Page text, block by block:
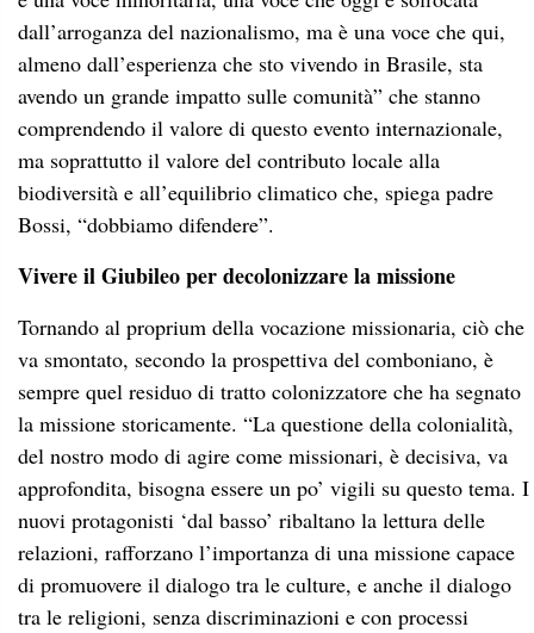
dall’arroganza del nazionalismo, ma è una voce che qui,
almeno dall’esperienza che sto vivendo in Brasile, sta
avendo un grande impatto sulle comunità” che stanno
comprendendo il valore di questo evento internazionale,
ma soprattutto il valore del contributo locale alla
biodiversità e all’equilibrio climatico che, spiega padre
Bossi, “dobbiamo difendere”.
Vivere il Giubileo per decolonizzare la missione
Tornando al proprium della vocazione missionaria, ciò che
va smontato, secondo la prospettiva del comboniano, è
sempre quel residuo di tratto colonizzatore che ha segnato
la missione storicamente. “La questione della colonialità,
del nostro modo di agire come missionari, è decisiva, va
approfondita, bisogna essere un po’ vigili su questo tema. I
nuovi protagonisti ‘dal basso’ ribaltano la lettura delle
relazioni, rafforzano l’importanza di una missione capace
di promuovere il dialogo tra le culture, e anche il dialogo
tra le religioni, senza discriminazioni e con processi